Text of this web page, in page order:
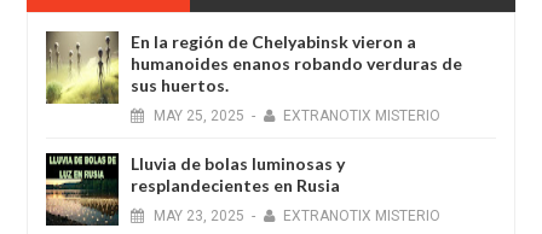
En la región de Chelyabinsk vieron a
humanoides enanos robando verduras de
sus huertos.
MAY 25, 2025 - EXTRANOTIX MISTERIO
Lluvia de bolas luminosas y
resplandecientes en Rusia
MAY 23, 2025 - EXTRANOTIX MISTERIO